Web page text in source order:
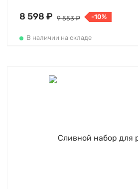
8 598 ₽ 9 553 ₽ -10%
В наличии на складе